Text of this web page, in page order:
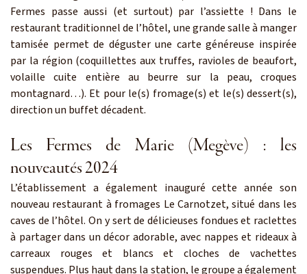
Fermes passe aussi (et surtout) par l’assiette ! Dans le
restaurant traditionnel de l’hôtel, une grande salle à manger
tamisée permet de déguster une carte généreuse inspirée
par la région (coquillettes aux truffes, ravioles de beaufort,
volaille cuite entière au beurre sur la peau, croques
montagnard…). Et pour le(s) fromage(s) et le(s) dessert(s),
direction un buffet décadent.
Les Fermes de Marie (Megève) : les
nouveautés 2024
L’établissement a également inauguré cette année son
nouveau restaurant à fromages Le Carnotzet, situé dans les
caves de l’hôtel. On y sert de délicieuses fondues et raclettes
à partager dans un décor adorable, avec nappes et rideaux à
carreaux rouges et blancs et cloches de vachettes
suspendues. Plus haut dans la station, le groupe a également